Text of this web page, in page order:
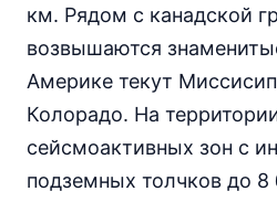
км. Рядом с канадской
возвышаются
Америке текут
Колорадо. На
сейсмоактивных зон с
подземных толчков до